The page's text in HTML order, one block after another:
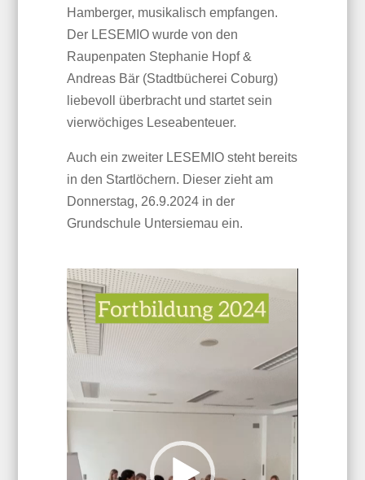
Hamberger, musikalisch empfangen.
Der LESEMIO wurde von den
Raupenpaten Stephanie Hopf &
Andreas Bär (Stadtbücherei Coburg)
liebevoll überbracht und startet sein
vierwöchiges Leseabenteuer.
Auch ein zweiter LESEMIO steht bereits
in den Startlöchern. Dieser zieht am
Donnerstag, 26.9.2024 in der
Grundschule Untersiemau ein.
Video-